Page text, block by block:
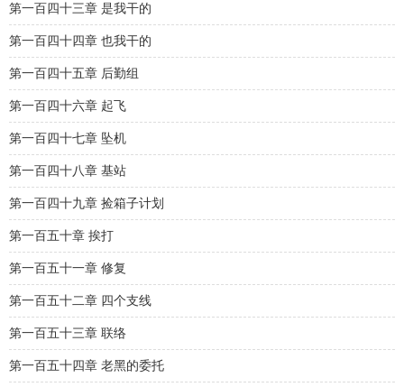
第一百四十三章 是我干的
第一百四十四章 也我干的
第一百四十五章 后勤组
第一百四十六章 起飞
第一百四十七章 坠机
第一百四十八章 基站
第一百四十九章 捡箱子计划
第一百五十章 挨打
第一百五十一章 修复
第一百五十二章 四个支线
第一百五十三章 联络
第一百五十四章 老黑的委托